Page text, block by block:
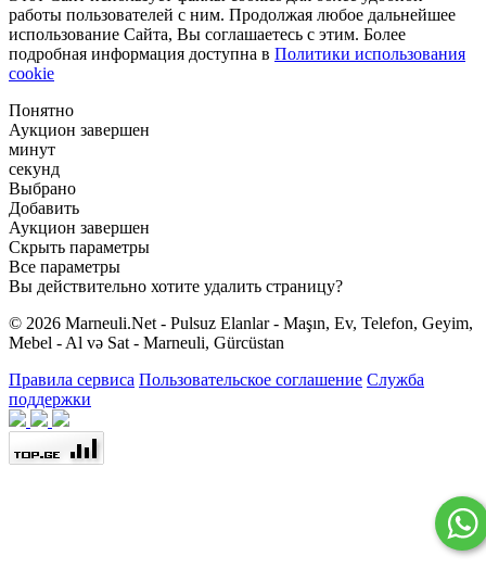
работы пользователей с ним. Продолжая любое дальнейшее
использование Сайта, Вы соглашаетесь с этим. Более
подробная информация доступна в Политики использования
cookie
Понятно
Аукцион завершен
минут
секунд
Выбрано
Добавить
Аукцион завершен
Скрыть параметры
Все параметры
Вы действительно хотите удалить страницу?
© 2026 Marneuli.Net - Pulsuz Elanlar - Maşın, Ev, Telefon, Geyim,
Mebel - Al və Sat - Marneuli, Gürcüstan
Правила сервиса Пользовательское соглашение Служба
поддержки